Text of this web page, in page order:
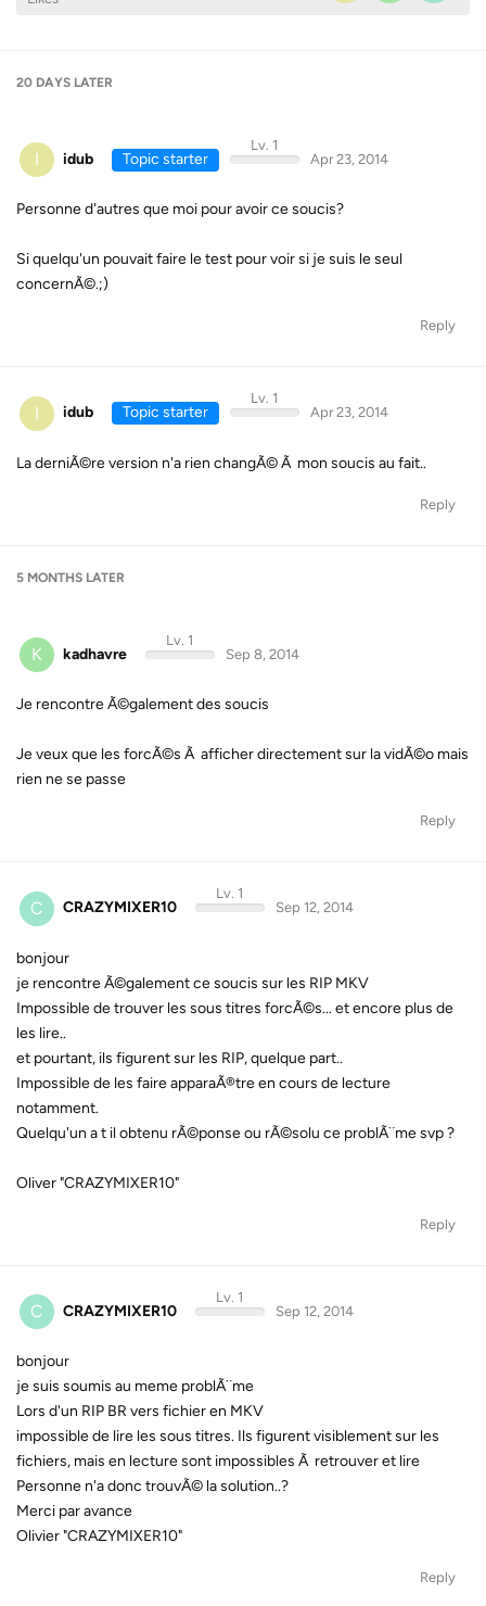
20 DAYS LATER
I idub Topic starter
Lv. 1
Apr 23, 2014
Personne d'autres que moi pour avoir ce soucis?
Si quelqu'un pouvait faire le test pour voir si je suis le seul
concernÃ©.;)
Reply
I idub Topic starter
Lv. 1
Apr 23, 2014
La derniÃ©re version n'a rien changÃ© Ã mon soucis au fait..
Reply
5 MONTHS LATER
K kadhavre
Lv. 1
Sep 8, 2014
Je rencontre Ã©galement des soucis
Je veux que les forcÃ©s Ã afficher directement sur la vidÃ©o mais
rien ne se passe
Reply
C CRAZYMIXER10
Lv. 1
Sep 12, 2014
bonjour
je rencontre Ã©galement ce soucis sur les RIP MKV
Impossible de trouver les sous titres forcÃ©s... et encore plus de
les lire..
et pourtant, ils figurent sur les RIP, quelque part..
Impossible de les faire apparaÃ®tre en cours de lecture
notamment.
Quelqu'un a t il obtenu rÃ©ponse ou rÃ©solu ce problÃ¨me svp ?
Oliver "CRAZYMIXER10"
Reply
C CRAZYMIXER10
Lv. 1
Sep 12, 2014
bonjour
je suis soumis au meme problÃ¨me
Lors d'un RIP BR vers fichier en MKV
impossible de lire les sous titres. Ils figurent visiblement sur les
fichiers, mais en lecture sont impossibles Ã retrouver et lire
Personne n'a donc trouvÃ© la solution..?
Merci par avance
Olivier "CRAZYMIXER10"
Reply